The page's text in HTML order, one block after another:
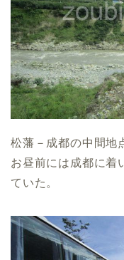
松藩－成都の中間地
お昼前には成都に着
ていた。